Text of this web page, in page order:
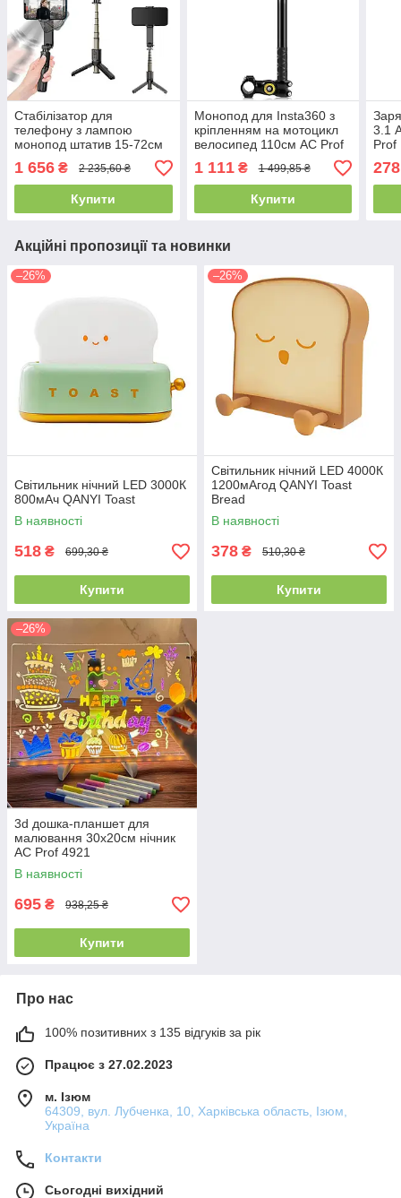
Стабілізатор для
телефону з лампою
монопод штатив 15-72см
AC Prof L09
1 656 ₴ 2 235,60 ₴
Купити
Монопод для Insta360 з
кріпленням на мотоцикл
велосипед 110см AC Prof
IN-X3-18
1 111₴ 1 499,85 ₴
Купити
3.1
Prof
278
Акційні пропозиції та новинки
–26%
Світильник нічний LED 3000К
800мАч QANYI Toast
В наявності
518 ₴ 699,30 ₴
Купити
–26%
Світильник нічний LED 4000К
1200мАгод QANYI Toast
Bread
В наявності
378 ₴ 510,30 ₴
Купити
–26%
3d дошка-планшет для
малювання 30x20см нічник
AC Prof 4921
В наявності
695 ₴ 938,25 ₴
Купити
Про нас
100% позитивних з 135 відгуків за рік
Працює з 27.02.2023
м. Ізюм
64309, вул. Лубченка, 10, Харківська область, Ізюм,
Україна
Контакти
Сьогодні вихідний